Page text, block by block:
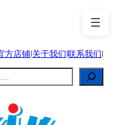
方店铺|关于我们|联系我们|